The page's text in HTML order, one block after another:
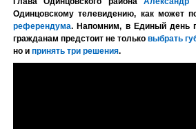
Одинцовскому телевидению, как может
референдума. Напомним, в Единый день
гражданам предстоит не только выбрать
но и принять три решения.